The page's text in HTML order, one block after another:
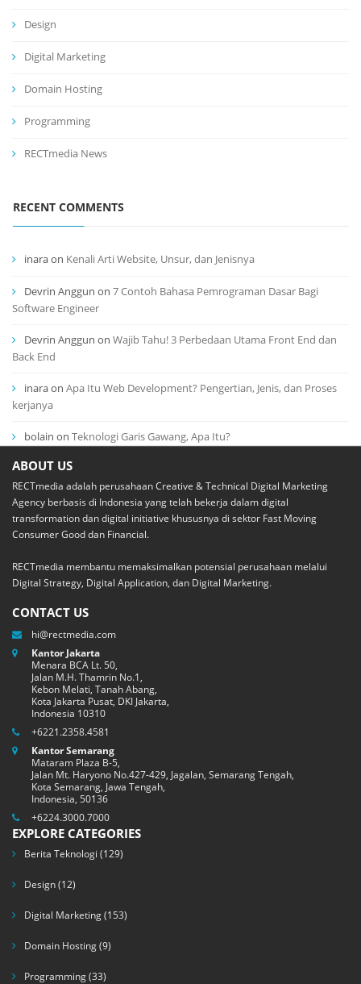
Design
Digital Marketing
Domain Hosting
Programming
RECTmedia News
RECENT COMMENTS
inaraon Kenali Arti Website, Unsur, dan Jenisnya
Devrin Anggun on 7 Contoh Bahasa Pemrograman Dasar Bagi
Software Engineer
Devrin Anggun on Wajib Tahu! 3 Perbedaan Utama Front End dan
Back End
inaraon Apa Itu Web Development? Pengertian, Jenis, dan Proses
kerjanya
bolain on Teknologi Garis Gawang, Apa Itu?
ABOUT US
RECTmedia adalah perusahaan Creative & Technical Digital Marketing
Agency berbasis di Indonesia yang telah bekerja dalam digital
transformation dan digital initiative khususnya di sektor Fast Moving
Consumer Good dan Financial.
RECTmedia membantu memaksimalkan potensial perusahaan melalui
Digital Strategy, Digital Application, dan Digital Marketing.
CONTACT US
hi@rectmedia.com
Kantor Jakarta
Menara BCA Lt. 50,
Jalan M.H. Thamrin No.1,
Kebon Melati, Tanah Abang,
Kota Jakarta Pusat, DKI Jakarta,
Indonesia 10310
+6221.2358.4581
Kantor Semarang
Mataram Plaza B-5,
Jalan Mt. Haryono No.427-429, Jagalan, Semarang Tengah,
Kota Semarang, Jawa Tengah,
Indonesia, 50136
+6224.3000.7000
EXPLORE CATEGORIES
Berita Teknologi (129)
Design(12)
Digital Marketing(153)
Domain Hosting(9)
Programming(33)